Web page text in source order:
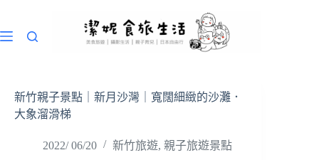
主
新竹親子景點｜新月沙灣｜寬闊細緻的沙灘．
大象溜滑梯
2022/ 06/20 新竹旅遊, 親子旅遊景點